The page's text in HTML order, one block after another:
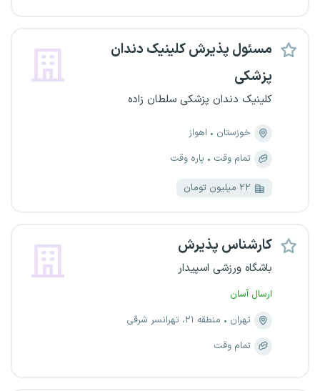
مسئول پذیرش کلینیک دندان
پزشکی
کلینیک دندان پزشکی سلطان زاده
خوزستان
اهواز
تمام وقت
پاره وقت
۲۲ میلیون تومان
کارشناس پذیرش
باشگاه ورزشی اسپیدار
ارسال آسان
تهران
منطقه ۲۱، تهرانسر شرقی
تمام وقت